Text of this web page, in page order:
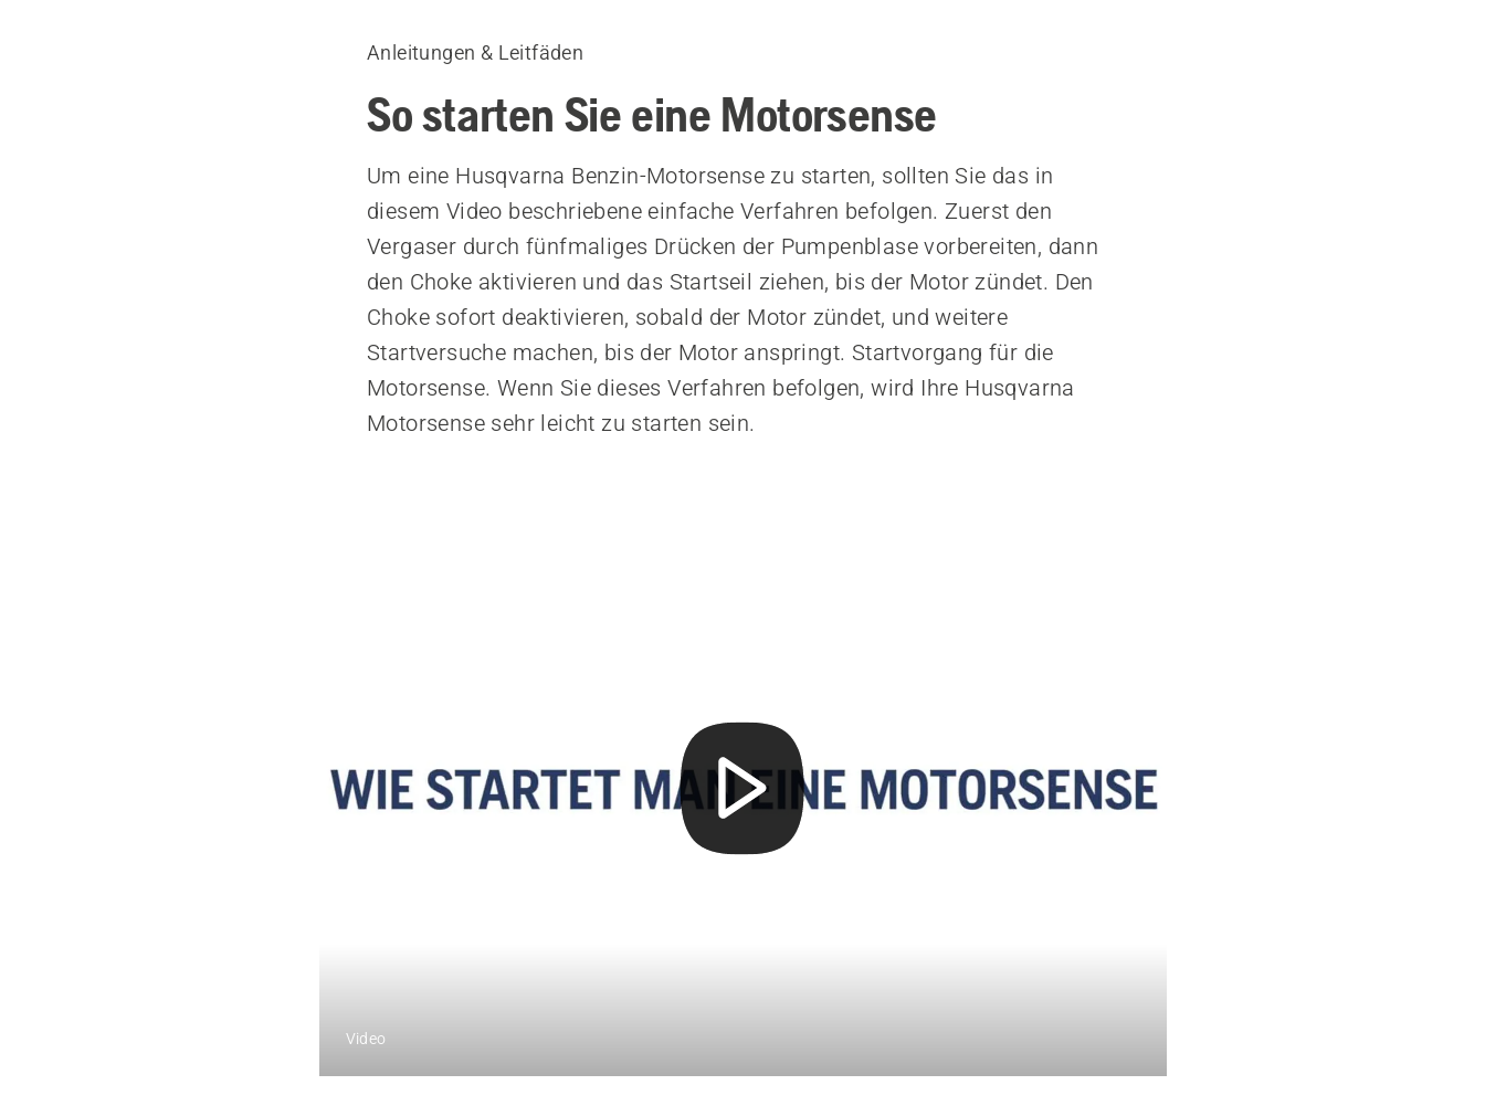
Anleitungen & Leitfäden
So starten Sie eine Motorsense
Um eine Husqvarna Benzin-Motorsense zu starten, sollten Sie das in
diesem Video beschriebene einfache Verfahren befolgen. Zuerst den
Vergaser durch fünfmaliges Drücken der Pumpenblase vorbereiten, dann
den Choke aktivieren und das Startseil ziehen, bis der Motor zündet. Den
Choke sofort deaktivieren, sobald der Motor zündet, und weitere
Startversuche machen, bis der Motor anspringt. Startvorgang für die
Motorsense. Wenn Sie dieses Verfahren befolgen, wird Ihre Husqvarna
Motorsense sehr leicht zu starten sein.
Video